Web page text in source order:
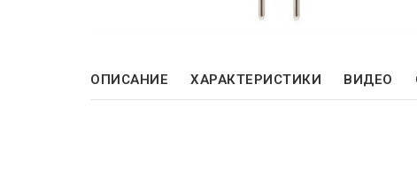
ОПИСАНИЕ ХАРАКТЕРИСТИКИ ВИДЕО